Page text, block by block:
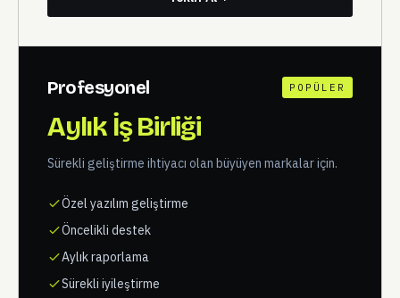
Profesyonel POPÜLER
Aylık İş Birliği
Sürekli geliştirme ihtiyacı olan büyüyen markalar için.
Özel yazılım geliştirme
Öncelikli destek
Aylık raporlama
Sürekli iyileştirme